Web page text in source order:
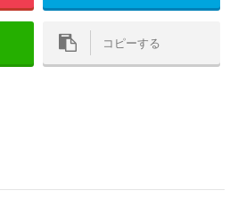
コピーする